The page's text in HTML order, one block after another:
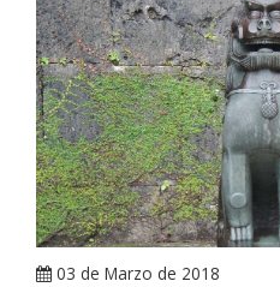
03 de Marzo de 2018